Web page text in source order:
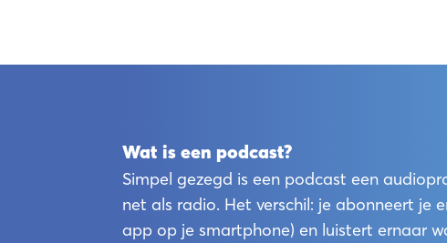
Wat is een podcast?
Simpel gezegd is een podcast een
net als radio. Het verschil: je abonneert je
app op je smartphone) en luistert ernaar